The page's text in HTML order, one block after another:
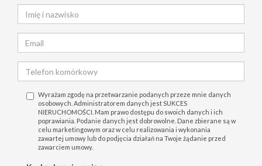
Wyrażam zgodę na przetwarzanie podanych przeze mnie danych
osobowych. Administratorem danych jest SUKCES
NIERUCHOMOŚCI. Mam prawo dostępu do swoich danych i ich
poprawiania. Podanie danych jest dobrowolne. Dane zbierane są w
celu marketingowym oraz w celu realizowania i wykonania
zawartej umowy lub do podjęcia działań na Twoje żądanie przed
zawarciem umowy.